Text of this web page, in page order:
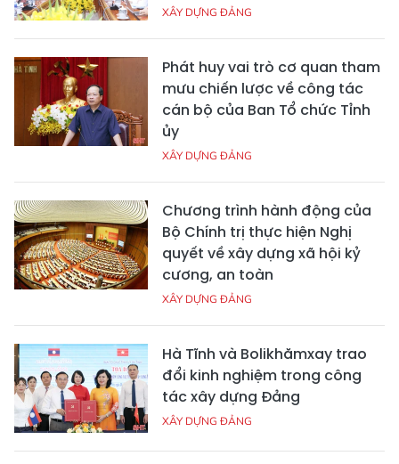
XÂY DỰNG ĐẢNG
Phát huy vai trò cơ quan tham
mưu chiến lược về công tác
cán bộ của Ban Tổ chức Tỉnh
ủy
XÂY DỰNG ĐẢNG
Chương trình hành động của
Bộ Chính trị thực hiện Nghị
quyết về xây dựng xã hội kỷ
cương, an toàn
XÂY DỰNG ĐẢNG
Hà Tĩnh và Bolikhămxay trao
đổi kinh nghiệm trong công
tác xây dựng Đảng
XÂY DỰNG ĐẢNG